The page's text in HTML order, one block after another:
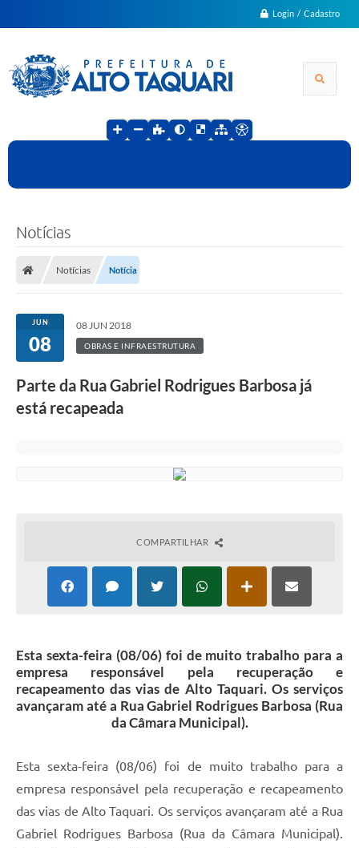
Login / Cadastro
Notícias
Notícias Notícia
JUN
08
08 JUN 2018
OBRAS E INFRAESTRUTURA
Parte da Rua Gabriel Rodrigues Barbosa já
está recapeada
COMPARTILHAR
Esta sexta-feira (08/06) foi de muito trabalho para a
empresa responsável pela recuperação e
recapeamento das vias de Alto Taquari. Os serviços
avançaram até a Rua Gabriel Rodrigues Barbosa (Rua
da Câmara Municipal).
Esta sexta-feira (08/06) foi de muito trabalho para a
empresa responsável pela recuperação e recapeamento
das vias de Alto Taquari. Os serviços avançaram até a Rua
Gabriel Rodrigues Barbosa (Rua da Câmara Municipal).